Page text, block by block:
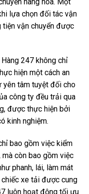
lựa chọn đối tác vận
vận chuyển được
247 không chỉ
hiện một cách an
yên tâm tuyệt đối cho
công ty đều trải qua
được thực hiện bởi
kinh nghiệm.
bao gồm việc kiểm
còn bao gồm việc
phanh, lái, làm mát
xe tải được cung
luôn hoạt động tối ưu